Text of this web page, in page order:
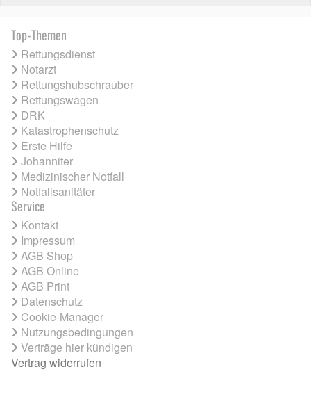
Top-Themen
Rettungsdienst
Notarzt
Rettungshubschrauber
Rettungswagen
DRK
Katastrophenschutz
Erste Hilfe
Johanniter
Medizinischer Notfall
Notfallsanitäter
Service
Kontakt
Impressum
AGB Shop
AGB Online
AGB Print
Datenschutz
Cookie-Manager
Nutzungsbedingungen
Verträge hier kündigen
Vertrag widerrufen